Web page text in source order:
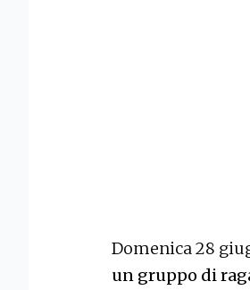
Domenica 28
un gruppo di